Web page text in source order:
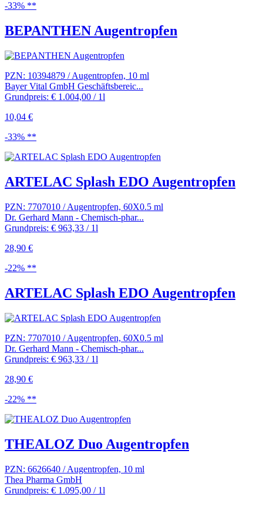
-33% **
BEPANTHEN Augentropfen
PZN: 10394879 / Augentropfen, 10 ml
Bayer Vital GmbH Geschäftsbereic...
Grundpreis: € 1.004,00 / 1l
10,04 €
-33% **
ARTELAC Splash EDO Augentropfen
PZN: 7707010 / Augentropfen, 60X0.5 ml
Dr. Gerhard Mann - Chemisch-phar...
Grundpreis: € 963,33 / 1l
28,90 €
-22% **
ARTELAC Splash EDO Augentropfen
PZN: 7707010 / Augentropfen, 60X0.5 ml
Dr. Gerhard Mann - Chemisch-phar...
Grundpreis: € 963,33 / 1l
28,90 €
-22% **
THEALOZ Duo Augentropfen
PZN: 6626640 / Augentropfen, 10 ml
Thea Pharma GmbH
Grundpreis: € 1.095,00 / 1l